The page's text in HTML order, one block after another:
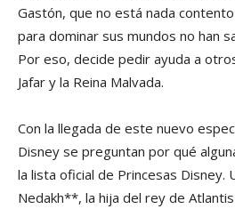
Gastón, que no está nada
para dominar sus mundos no han
Por eso, decide pedir ayuda a
Jafar y la Reina Malvada.
Con la llegada de este nuevo
Disney se preguntan por qué
la lista oficial de Princesas Disney.
Nedakh**, la hija del rey de